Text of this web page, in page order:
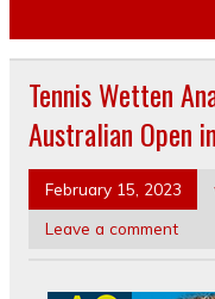
Tennis Wetten
Australian Open
February 15, 2023
Leave a comment